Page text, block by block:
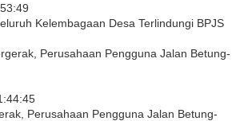
Kelembagaan Desa Terlindungi BPJS
Perusahaan Pengguna Jalan Betung-